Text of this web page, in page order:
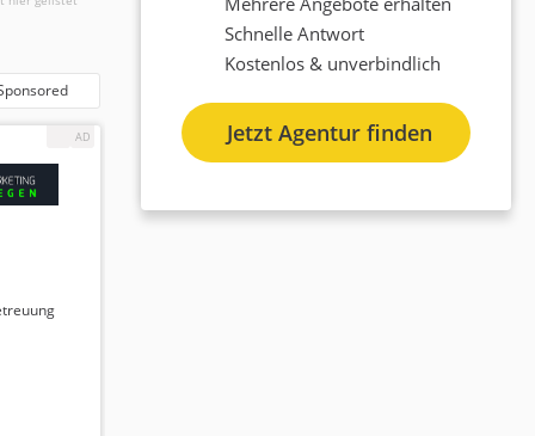
Schnelle Antwort
Kostenlos & unverbindlich
Jetzt Agentur finden